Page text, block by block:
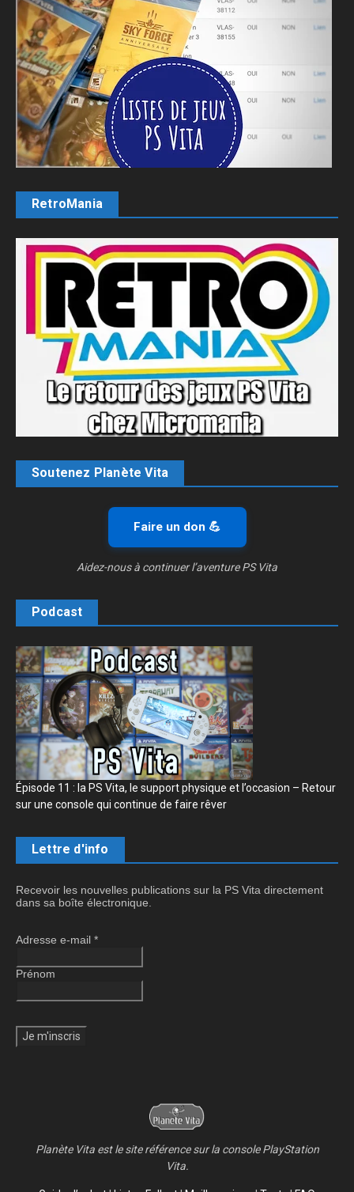
RetroMania
Soutenez Planète Vita
Faire un don 💪
Aidez-nous à continuer l’aventure PS Vita
Podcast
Épisode 11 : la PS Vita, le support physique et l’occasion – Retour
sur une console qui continue de faire rêver
Lettre d'info
Recevoir les nouvelles publications sur la PS Vita directement
dans sa boîte électronique.
Adresse e-mail *
Prénom
Planète Vita est le site référence sur la console PlayStation
Vita.